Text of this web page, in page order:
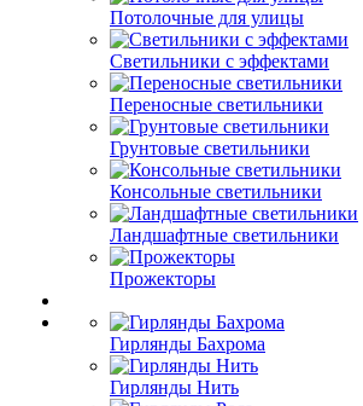
Потолочные для улицы
Светильники с эффектами
Переносные светильники
Грунтовые светильники
Консольные светильники
Ландшафтные светильники
Прожекторы
Гирлянды Бахрома
Гирлянды Нить